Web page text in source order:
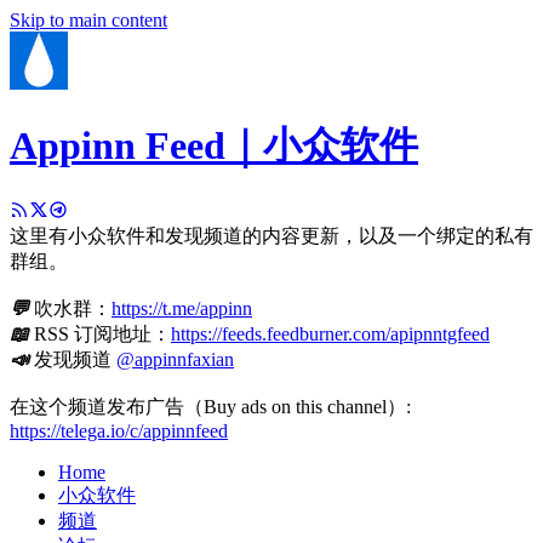
Skip to main content
Appinn Feed｜小众软件
这里有小众软件和发现频道的内容更新，以及一个绑定的私有
群组。
💬吹水群： https://t.me/appinn
📖RSS 订阅地址： https://feeds.feedburner.com/apipnntgfeed
📣发现频道 @appinnfaxian
在这个频道发布广告（Buy ads on this channel）:
https://telega.io/c/appinnfeed
Home
小众软件
频道